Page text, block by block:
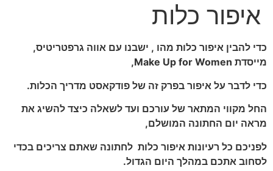
איפור כלות
כדי להבין איפור כלות מהו , ישבנו עם אווה גרפטריטיס,
מייסדת Make Up for Women,
כדי לדבר על איפור בפרק זה של פודקאסט מדריך הכלות.
החל מקווי המתאר של עורכם ועד לשאלה כיצד להשיג את
מראה יום החתונה המושלם,
לפניכם כל רעיונות איפור כלות לחתונה שאתם צריכים בכדי
לסחוב אתכם במהלך היום הגדול.